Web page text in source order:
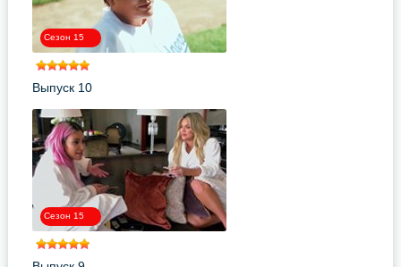
Сезон 15
Выпуск 10
Сезон 15